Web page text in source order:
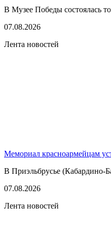
В Музее Победы состоялась
07.08.2026
Лента новостей
Мемориал красноармейцам
В Приэльбрусье (Кабардино-
07.08.2026
Лента новостей